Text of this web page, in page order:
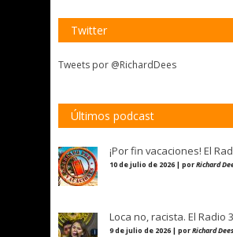
Twitter
Tweets por @RichardDees
Últimos podcast
¡Por fin vacaciones! El
10 de julio de 2026 | porRichard
Loca no, racista. El Radio
9 de julio de 2026 | porRichard Dees